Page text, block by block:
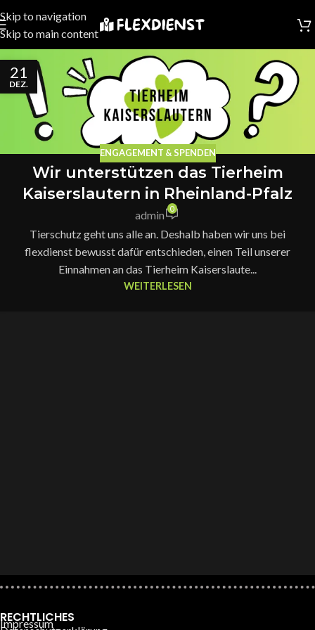
Skip to navigation
Skip to main content
21
DEZ.
ENGAGEMENT & SPENDEN
Wir unterstützen das Tierheim
Kaiserslautern in Rheinland-Pfalz
admin 0
Tierschutz geht uns alle an. Deshalb haben wir uns bei
flexdienst bewusst dafür entschieden, einen Teil unserer
Einnahmen an das Tierheim Kaiserslaute...
WEITERLESEN
RECHTLICHES
Impressum